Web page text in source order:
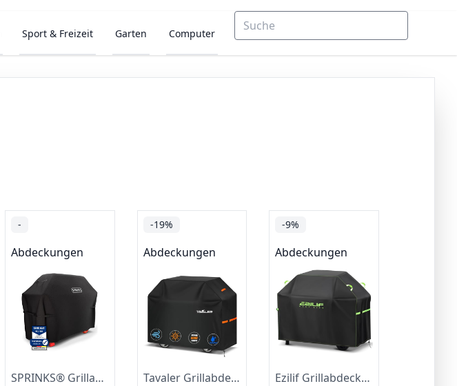
Sport & Freizeit Garten Computer
-
Abdeckungen
SPRINKS® Grillabdeckung WETTERFEST Grill Abdeckhaube Hochwertige Grill Abdeckung für Weber, Napoleon, Enders - EXTRA Griffen Gasgrill Oxford 600D Gewebe [147x61x122cm] - Grill Cover (Schwarz)
-19%
Abdeckungen
Tavaler Grillabdeckung Wetterfest-140x65x120 cm Grill Abdeckhaube (600D)
-9%
Abdeckungen
Ezilif Grillabdeckung Wetterfest Grill Abdeckung 420D 165x70x125cm